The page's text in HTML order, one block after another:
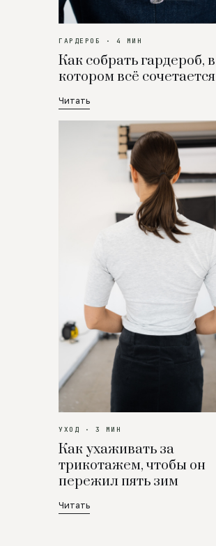
ГАРДЕРОБ · 4 МИН
Как собрать гардероб, в
котором всё сочетается
Читать
УХОД · 3 МИН
Как ухаживать за
трикотажем, чтобы он
пережил пять зим
Читать